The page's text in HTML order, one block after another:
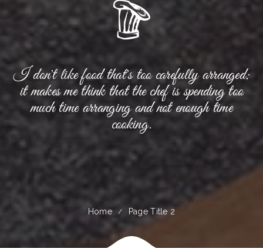
I don't like food that's too carefully arranged;
it makes me think that the chef is spending too
much time arranging and not enough time
cooking.
Home Page Title 2